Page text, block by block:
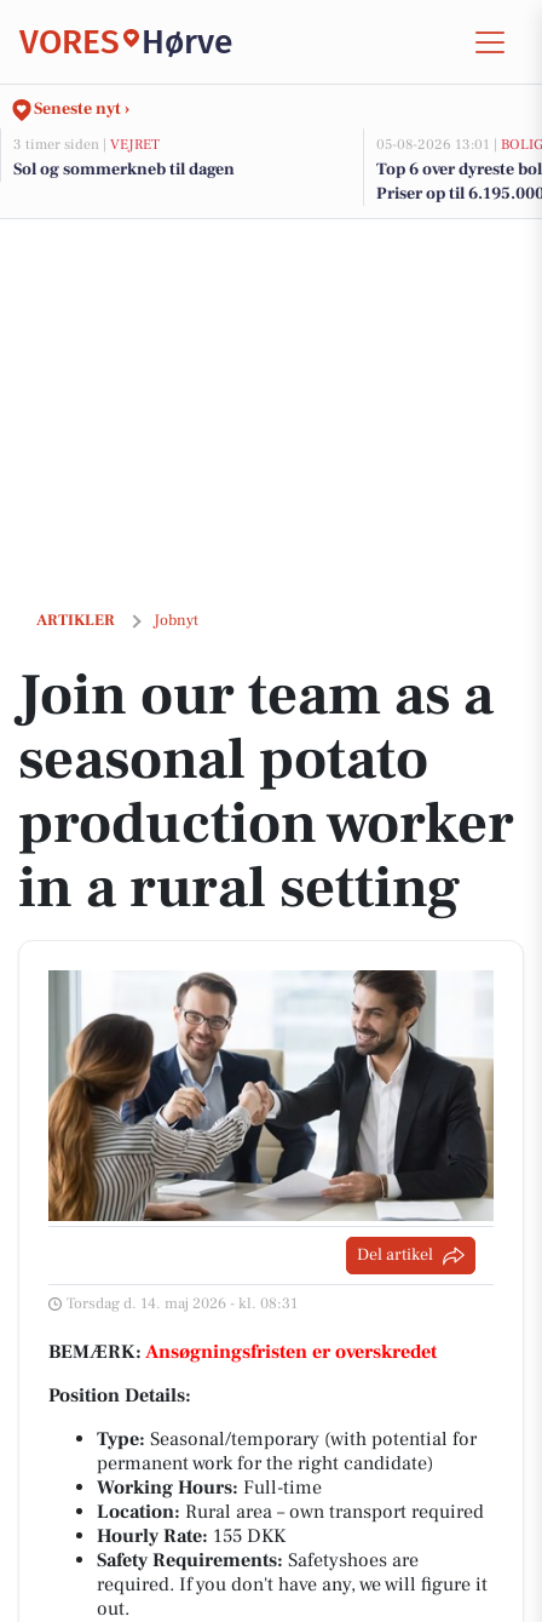
VORES Hørve
Seneste nyt ›
3 timer siden | VEJRET
Sol og sommerkneb til dagen
05-08-2026 13:01 |
Top 6 over dyreste
Priser op til
ARTIKLER Jobnyt
Join our team as a seasonal potato production worker in a rural
Join our team as a
seasonal potato
production worker
in a rural setting
Del artikel
Torsdag d. 14. maj 2026 - kl. 08:31
BEMÆRK: Ansøgningsfristen er overskredet
Position Details:
Type: Seasonal/temporary (with potential for
permanent work for the right candidate)
Working Hours: Full-time
Location: Rural area – own transport required
Hourly Rate: 155 DKK
Safety Requirements: Safetyshoes are
required. If you don't have any, we will figure it
out.